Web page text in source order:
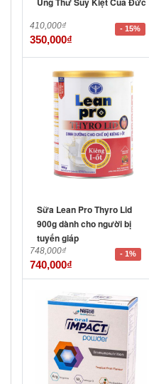
410,000₫
350,000₫
- 15%
Sữa Lean Pro Thyro Lid
900g dành cho người bị
tuyến giáp
748,000₫
740,000₫
- 1%